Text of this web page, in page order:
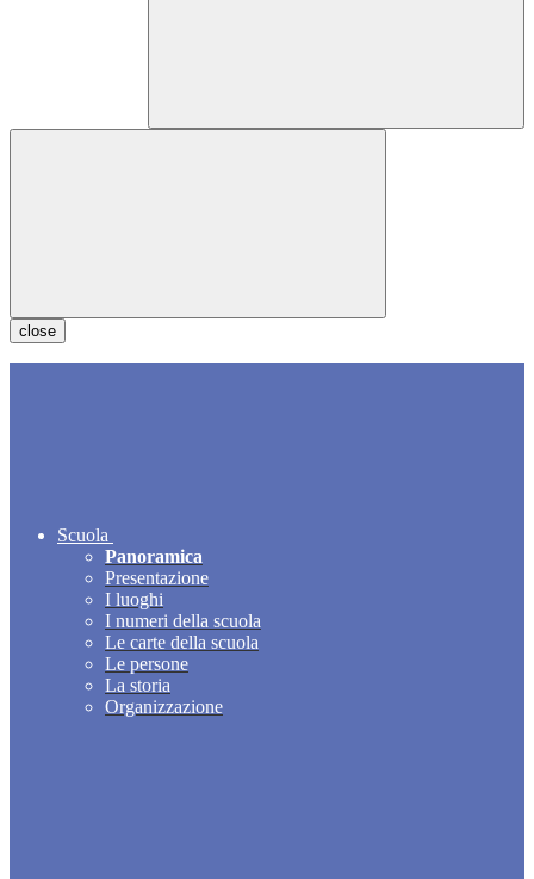
close
Scuola
Panoramica
Presentazione
I luoghi
I numeri della scuola
Le carte della scuola
Le persone
La storia
Organizzazione